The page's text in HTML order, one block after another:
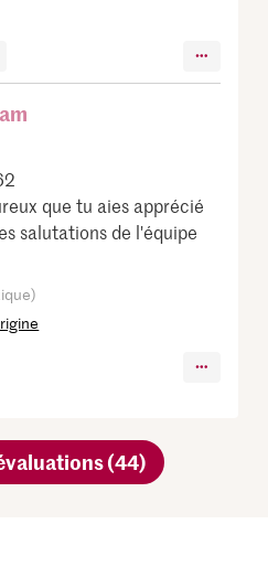
que tu aies apprécié
salutations de l'équipe
(44)